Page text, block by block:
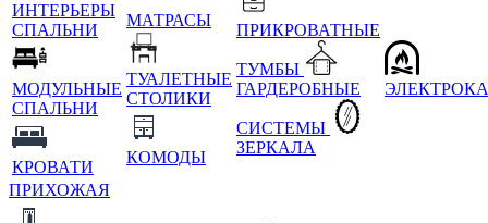
ИНТЕРЬЕРЫ
СПАЛЬНИ
МОДУЛЬНЫЕ
СПАЛЬНИ
КРОВАТИ
МАТРАСЫ
ТУАЛЕТНЫЕ
СТОЛИКИ
КОМОДЫ
ПРИКРОВАТНЫЕ
ТУМБЫ
ГАРДЕРОБНЫЕ
СИСТЕМЫ
ЗЕРКАЛА
ПРИХОЖАЯ